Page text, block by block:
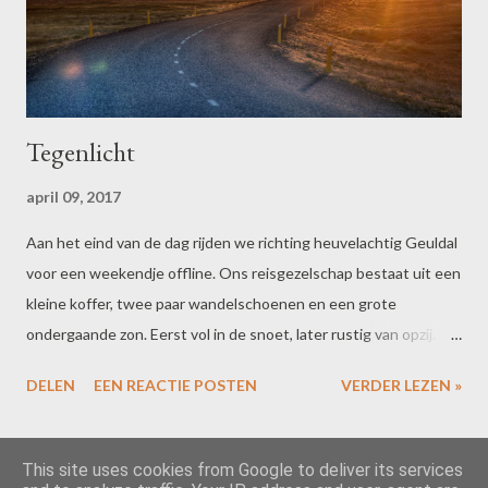
Tegenlicht
april 09, 2017
Aan het eind van de dag rijden we richting heuvelachtig Geuldal
voor een weekendje offline. Ons reisgezelschap bestaat uit een
kleine koffer, twee paar wandelschoenen en een grote
ondergaande zon. Eerst vol in de snoet, later rustig van opzij. Ik
hardop, en we reflecteren samen wat op de inhoud. Ik merk dat
DELEN EEN REACTIE POSTEN VERDER LEZEN »
MEER POSTS
This site uses cookies from Google to deliver its services